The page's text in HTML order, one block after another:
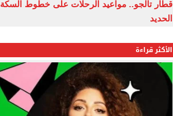
قطار تالجو.. مواعيد الرحلات على خطوط السكة
الحديد
الأكثر قراءة